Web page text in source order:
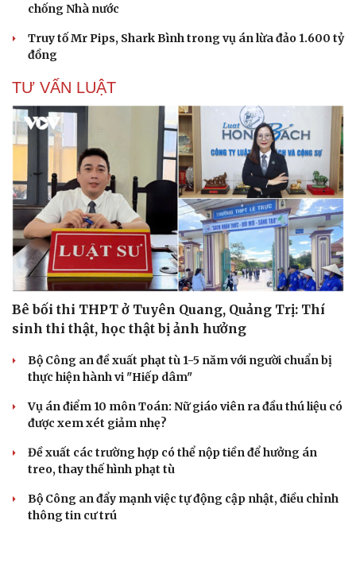
chống Nhà nước
Truy tố Mr Pips, Shark Bình trong vụ án lừa đảo 1.600 tỷ
đồng
TƯ VẤN LUẬT
Bê bối thi THPT ở Tuyên Quang, Quảng Trị: Thí
sinh thi thật, học thật bị ảnh hưởng
Bộ Công an đề xuất phạt tù 1-5 năm với người chuẩn bị
thực hiện hành vi "Hiếp dâm"
Vụ án điểm 10 môn Toán: Nữ giáo viên ra đầu thú liệu có
được xem xét giảm nhẹ?
Đề xuất các trường hợp có thể nộp tiền để hưởng án
treo, thay thế hình phạt tù
Bộ Công an đẩy mạnh việc tự động cập nhật, điều chỉnh
thông tin cư trú